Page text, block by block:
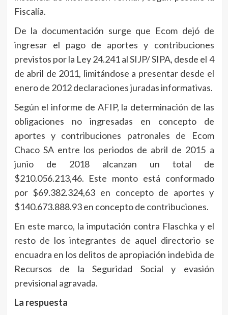
Fiscalía.
De la documentación surge que Ecom dejó de
ingresar el pago de aportes y contribuciones
previstos por la Ley 24.241 al SIJP/ SIPA, desde el 4
de abril de 2011, limitándose a presentar desde el
enero de 2012 declaraciones juradas informativas.
Según el informe de AFIP, la determinación de las
obligaciones no ingresadas en concepto de
aportes y contribuciones patronales de Ecom
Chaco SA entre los periodos de abril de 2015 a
junio de 2018 alcanzan un total de
$210.056.213,46. Este monto está conformado
por $69.382.324,63 en concepto de aportes y
$140.673.888.93 en concepto de contribuciones.
En este marco, la imputación contra Flaschka y el
resto de los integrantes de aquel directorio se
encuadra en los delitos de apropiación indebida de
Recursos de la Seguridad Social y evasión
previsional agravada.
La respuesta